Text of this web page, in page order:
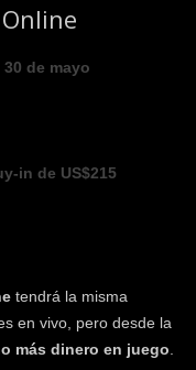
de mayo
in de US$215
tendrá la misma
en vivo, pero desde la
más dinero en juego